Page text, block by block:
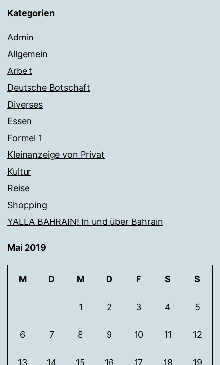
Kategorien
Admin
Allgemein
Arbeit
Deutsche Botschaft
Diverses
Essen
Formel 1
Kleinanzeige von Privat
Kultur
Reise
Shopping
YALLA BAHRAIN! In und über Bahrain
Mai 2019
M D M D F S S
1 2 3 4 5
6 7 8 9 10 11 12
13 14 15 16 17 18 19